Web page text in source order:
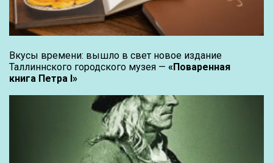
Вкусы времени: вышло в свет новое издание
Таллиннского городского музея — «Поваренная
книга Петра I»